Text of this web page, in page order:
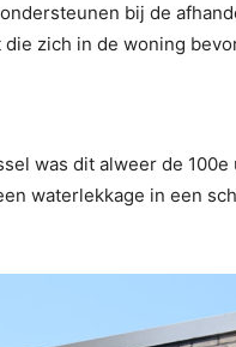
bij de
zich in de woning
was dit alweer de 100e
waterlekkage in een